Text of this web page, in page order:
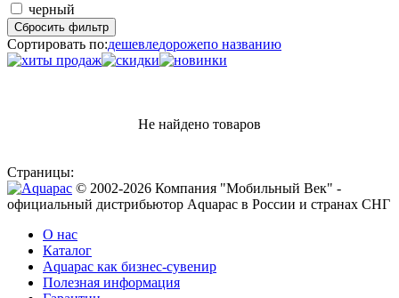
черный
Сбросить фильтр
Сортировать по:дешевледорожепо названию
Не найдено товаров
Страницы:
© 2002-2026 Компания "Мобильный Век" -
официальный дистрибьютор Aquapac в России и странах СНГ
О нас
Каталог
Aquapac как бизнес-сувенир
Полезная информация